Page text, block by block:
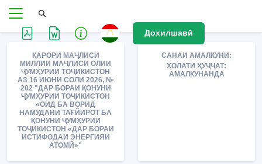
Дохилшавӣ
ҚАРОРИ МАҶЛИСИ
МИЛЛИИ МАҶЛИСИ ОЛИИ
ҶУМҲУРИИ ТОҶИКИСТОН
АЗ 16 ИЮНИ СОЛИ 2026, №
202 "ДАР БОРАИ ҚОНУНИ
ҶУМҲУРИИ ТОҶИКИСТОН
«ОИД БА ВОРИД
НАМУДАНИ ТАҒЙИРОТ БА
ҚОНУНИ ҶУМҲУРИИ
ТОҶИКИСТОН «ДАР БОРАИ
ИСТИФОДАИ ЭНЕРГИЯИ
АТОМӢ»"
САНАИ АМАЛКУНИ:
ҲОЛАТИ ҲУҶҶАТ:
АМАЛКУНАНДА